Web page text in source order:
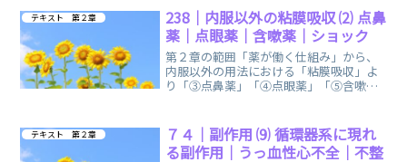
テキスト 第２章
238｜内服以外の粘膜吸収 ⑵ 点鼻
薬｜点眼薬｜含嗽薬｜ショック
第２章の範囲「薬が働く仕組み」から、
内服以外の用法における「粘膜吸収」よ
り「③点鼻薬」「④点眼薬」「⑤含嗽薬
テキスト 第２章
７４｜副作用 ⑼ 循環器系に現れ
る副作用｜うっ血性心不全｜不整